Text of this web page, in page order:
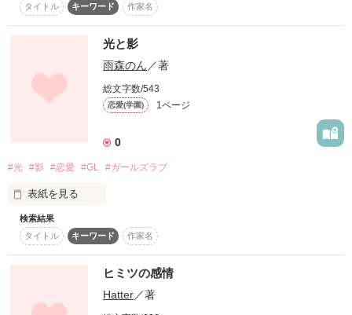
タイトル
キーワード 作家名
光と影
雨森のん ／著
総文字数/543
恋愛(学園) 1ページ
0
#光 #影 #恋愛 #GL #ガールズラブ
表紙を見る
光と影の、甘々なのお話。
人物設定
主人公→相澤 美影(ｱｲｻﾞﾜﾐｶｹﾞ）
検索結果
タイトル
キーワード 作家名
ヒミツの感情
Hatter／著